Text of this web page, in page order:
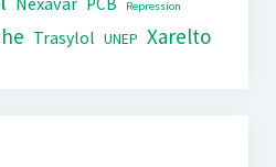
Repression
Trasylol UNEP Xarelto